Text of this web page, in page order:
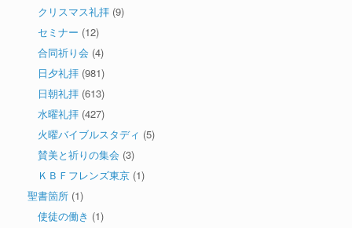
クリスマス礼拝 (9)
セミナー (12)
合同祈り会 (4)
日夕礼拝 (981)
日朝礼拝 (613)
水曜礼拝 (427)
火曜バイブルスタディ (5)
賛美と祈りの集会 (3)
ＫＢＦフレンズ東京 (1)
聖書箇所 (1)
使徒の働き (1)